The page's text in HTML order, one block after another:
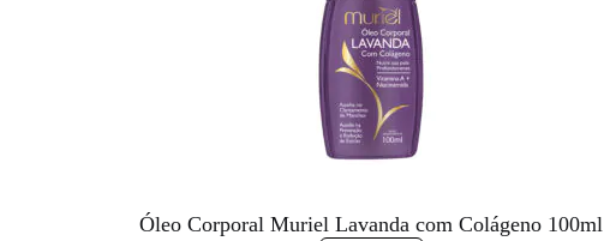
Óleo Corporal Muriel Lavanda com Colágeno 100ml